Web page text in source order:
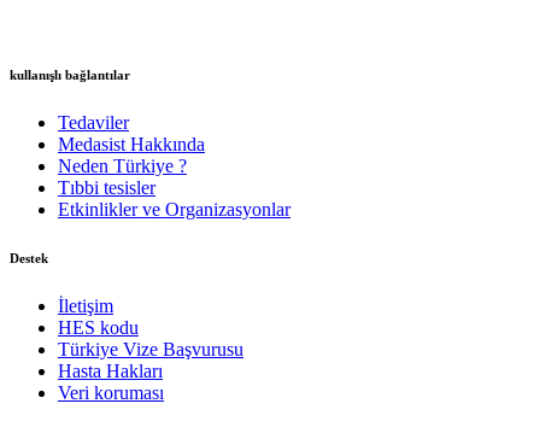
kullanışlı bağlantılar
Tedaviler
Medasist Hakkında
Neden Türkiye ?
Tıbbi tesisler
Etkinlikler ve Organizasyonlar
Destek
İletişim
HES kodu
Türkiye Vize Başvurusu
Hasta Hakları
Veri koruması